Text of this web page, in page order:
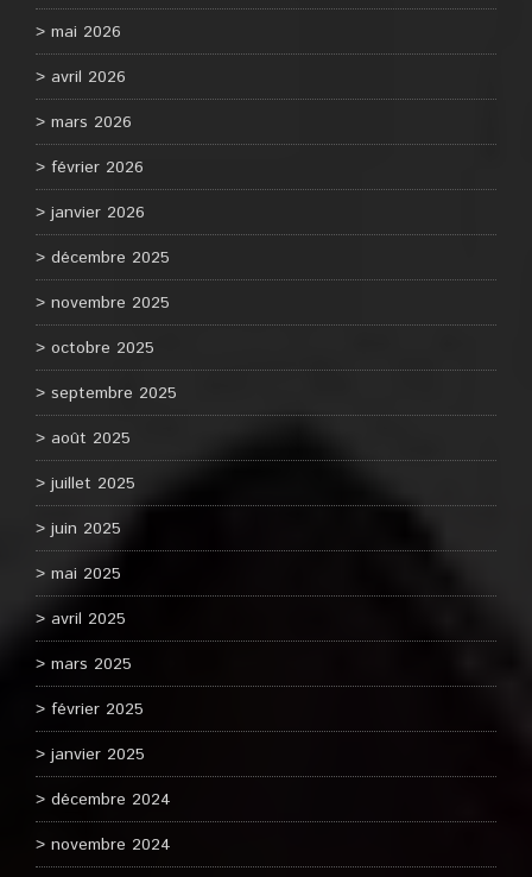
mai 2026
avril 2026
mars 2026
février 2026
janvier 2026
décembre 2025
novembre 2025
octobre 2025
septembre 2025
août 2025
juillet 2025
juin 2025
mai 2025
avril 2025
mars 2025
février 2025
janvier 2025
décembre 2024
novembre 2024